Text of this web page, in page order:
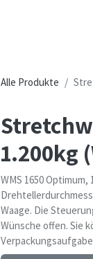
Alle Produkte
1.200kg
WMS 1650
Waage. Die
Wünsche offen. Sie